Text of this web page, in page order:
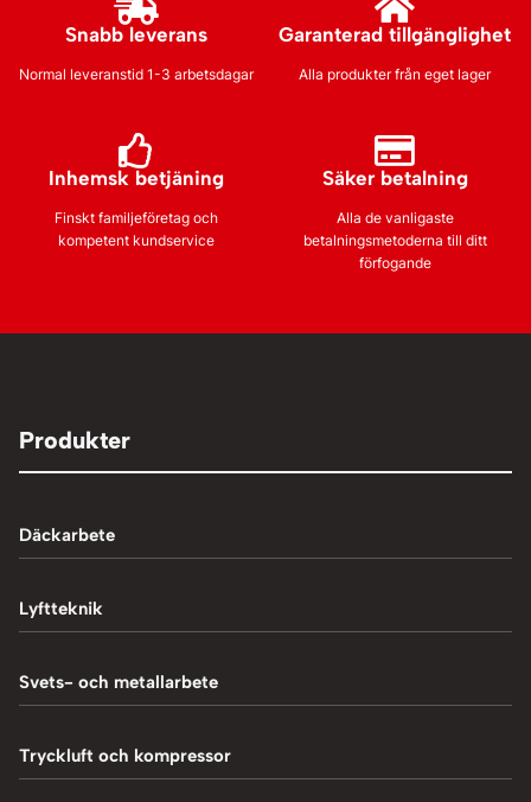
Snabb leverans
Normal leveranstid 1-3 arbetsdagar
Garanterad tillgänglighet
Alla produkter från eget lager
Inhemsk betjäning
Finskt familjeföretag och
kompetent kundservice
Säker betalning
Alla de vanligaste
betalningsmetoderna till ditt
förfogande
Produkter
Däckarbete
Balanseringsmaskiner
Chockluftare
Däckmaskiner
Lyftteknik
1-Pelarlyft
4-Pelarlyft
Svets- och metallarbete
Induktionsvärmare
Tryckluft och kompressor